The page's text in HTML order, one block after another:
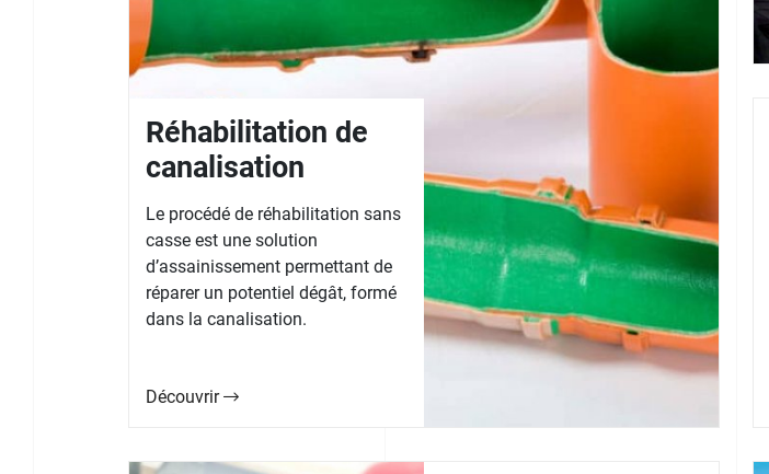
Réhabilitation de
canalisation
Le procédé de réhabilitation sans
casse est une solution
d’assainissement permettant de
réparer un potentiel dégât, formé
dans la canalisation.
Découvrir